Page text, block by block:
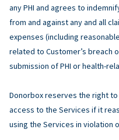
any PHI and agrees to
from and against any and all
expenses (including
related to Customer’s breach
submission of PHI or health-
Donorbox reserves the right
access to the Services if it
using the Services in violation